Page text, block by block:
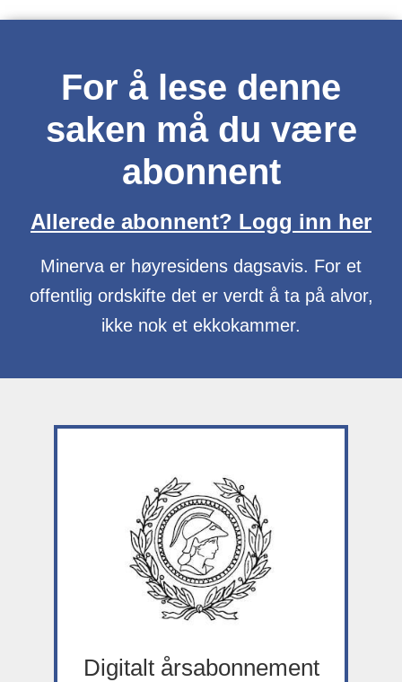
For å lese denne
saken må du være
abonnent
Allerede abonnent? Logg inn her
Minerva er høyresidens dagsavis. For et
offentlig ordskifte det er verdt å ta på alvor,
ikke nok et ekkokammer.
Digitalt årsabonnement